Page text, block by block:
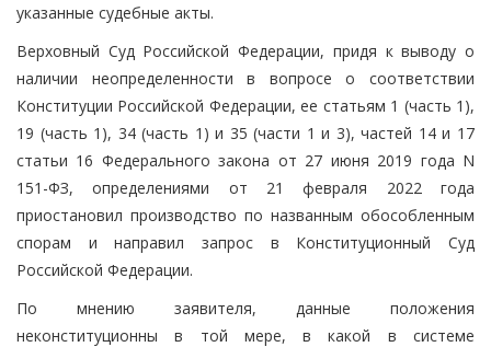
указанные судебные акты.
Верховный Суд Российской Федерации, придя к выводу о
наличии неопределенности в вопросе о соответствии
Конституции Российской Федерации, ее статьям 1 (часть 1),
19 (часть 1), 34 (часть 1) и 35 (части 1 и 3), частей 14 и 17
статьи 16 Федерального закона от 27 июня 2019 года N
151-ФЗ, определениями от 21 февраля 2022 года
приостановил производство по названным обособленным
спорам и направил запрос в Конституционный Суд
Российской Федерации.
По мнению заявителя, данные положения
неконституционны в той мере, в какой в системе